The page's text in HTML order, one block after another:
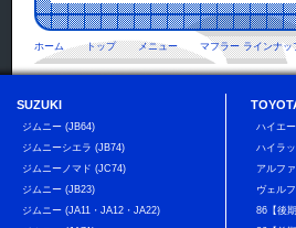
ホーム トップ メニュー マフラー ラインナッ
SUZUKI
ジムニー (JB64)
ジムニーシエラ (JB74)
ジムニーノマド (JC74)
ジムニー (JB23)
ジムニー (JA11・JA12・JA22)
ハイエ
ハイラ
アルフ
ヴェル
86【後